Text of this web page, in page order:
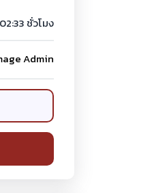
ชั่วโมง
Admin